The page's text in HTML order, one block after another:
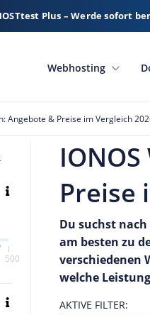
Plus – Werde sofort
Webhosting
Angebote & Preise im Vergleich
500
Preise
Du suchst
am besten zu
verschiedenen
welche
AKTIVE FILTER: